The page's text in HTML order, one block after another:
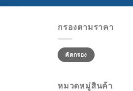
กรองตามราคา
ราคา
ต่ำ
สุด
ราคา
สูงสุดคัดกรอง
หมวดหมู่สินค้า